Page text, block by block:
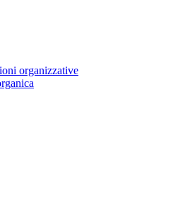
organizzative